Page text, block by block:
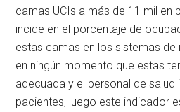
camas UCIs a más de 11 mil en
incide en el porcentaje de
estas camas en los sistemas de
en ningún momento que estas
adecuada y el personal de
pacientes, luego este indicador